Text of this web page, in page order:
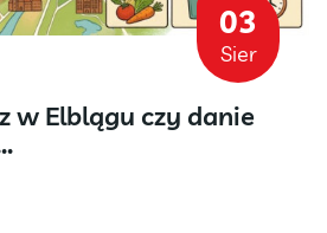
03
Sier
w Elblągu czy danie